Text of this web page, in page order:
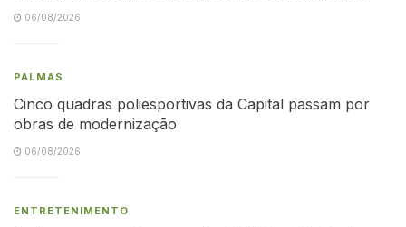
06/08/2026
PALMAS
Cinco quadras poliesportivas da Capital passam por
obras de modernização
06/08/2026
ENTRETENIMENTO